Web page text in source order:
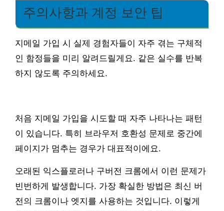
주의사항과 계정 보안 팁
지메일 가입 시 실제 경험자들이 자주 겪는 구체적
인 함정들을 미리 알려드릴게요. 같은 실수를 반복
하지 않도록 주의하세요.
처음 지메일 가입을 시도할 때 자주 나타나는 패턴
이 있습니다. 특히 브라우저 호환성 문제로 중간에
페이지가 멈추는 경우가 대표적이에요.
오래된 익스플로러나 구버전 크롬에서 이런 문제가
빈번하게 발생합니다. 가장 확실한 방법은 최신 버
전의 크롬이나 엣지를 사용하는 것입니다. 이렇게